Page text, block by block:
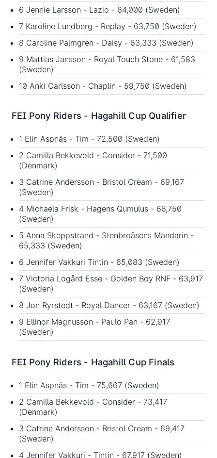
6 Jennie Larsson - Lazio - 64,000 (Sweden)
7 Karoline Lundberg - Replay - 63,750 (Sweden)
8 Caroline Palmgren - Daisy - 63,333 (Sweden)
9 Mattias Jansson - Royal Touch Stone - 61,583
(Sweden)
10 Anki Carlsson - Chaplin - 59,750 (Sweden)
FEI Pony Riders - Hagahill Cup Qualifier
1 Elin Aspnäs - Tim - 72,500 (Sweden)
2 Camilla Bekkevold - Consider - 71,500
(Denmark)
3 Catrine Andersson - Bristol Cream - 69,167
(Sweden)
4 Michaela Frisk - Hagens Qumulus - 66,750
(Sweden)
5 Anna Skeppstrand - Stenbroåsens Mandarin -
65,333 (Sweden)
6 Jennifer Vakkuri Tintin - 65,083 (Sweden)
7 Victoria Logård Esse - Golden Boy RNF - 63,917
(Sweden)
8 Jon Ryrstedt - Royal Dancer - 63,167 (Sweden)
9 Ellinor Magnusson - Paulo Pan - 62,917
(Sweden)
FEI Pony Riders - Hagahill Cup Finals
1 Elin Aspnäs - Tim - 75,667 (Sweden)
2 Camilla Bekkevold - Consider - 73,417
(Denmark)
3 Catrine Andersson - Bristol Cream - 69,417
(Sweden)
4 Jennifer Vakkuri - Tintin - 67,917 (Sweden)